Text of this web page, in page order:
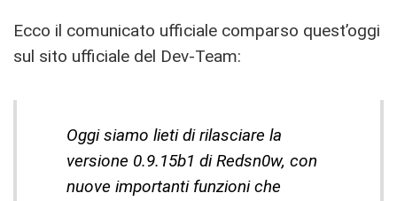
Ecco il comunicato ufficiale comparso quest’oggi
sul sito ufficiale del Dev-Team:
Oggi siamo lieti di rilasciare la
versione 0.9.15b1 di Redsn0w, con
nuove importanti funzioni che